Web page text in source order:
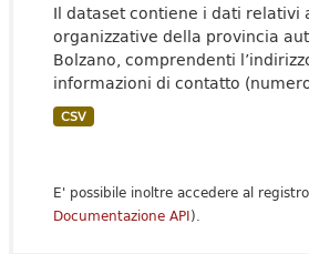
Il dataset contiene i dati relativi
organizzative della provincia
Bolzano, comprendenti
informazioni di contatto
CSV
E' possibile inoltre accedere al
Documentazione API).